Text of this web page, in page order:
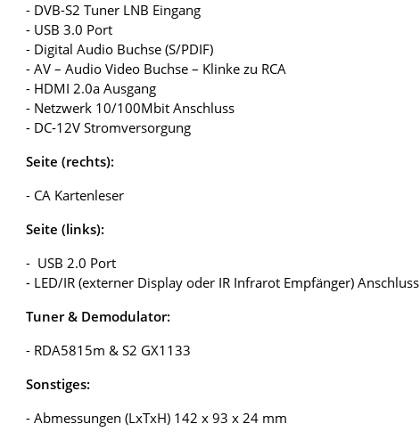
- DVB-S2 Tuner LNB Eingang
- USB 3.0 Port
- Digital Audio Buchse (S/PDIF)
- AV – Audio Video Buchse – Klinke zu RCA
- HDMI 2.0a Ausgang
- Netzwerk 10/100Mbit Anschluss
- DC-12V Stromversorgung
Seite (rechts):
- CA Kartenleser
Seite (links):
- USB 2.0 Port
- LED/IR (externer Display oder IR Infrarot Empfänger) Anschluss
Tuner & Demodulator:
- RDA5815m & S2 GX1133
Sonstiges:
- Abmessungen (LxTxH) 142 x 93 x 24 mm